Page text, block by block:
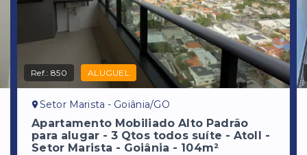
Ref.:850 ALUGUEL
Setor Marista - Goiânia/GO
Apartamento Mobiliado Alto Padrão
para alugar - 3 Qtos todos suíte - Atoll -
Setor Marista - Goiânia - 104m²